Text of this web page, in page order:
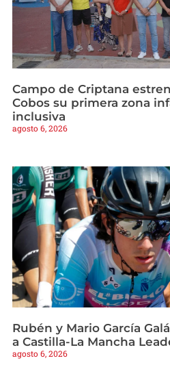
Campo de Criptana
Cobos su primera zona
inclusiva
agosto 6, 2026
Rubén y Mario García
a Castilla-La Mancha
agosto 6, 2026